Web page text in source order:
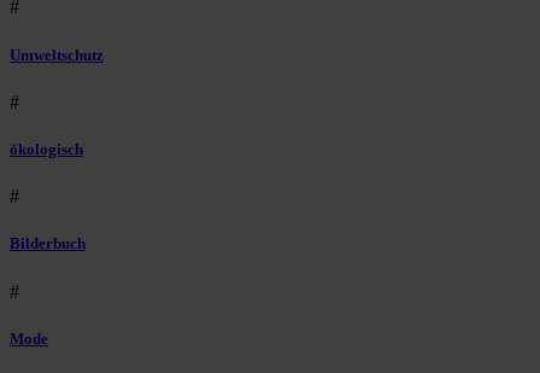
#
Umweltschutz
#
ökologisch
#
Bilderbuch
#
Mode